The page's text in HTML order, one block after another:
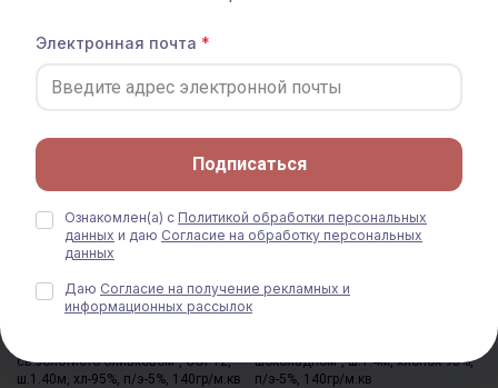
св.золотисто-оливковом", СОРТ2,
ш.1.40м, хл-95%, п/э-5%, 140гр/м.кв
шоколадном", ш.1.4м, хлопок-95%,
п/э-5%, 140гр/м.кв
Электронная почта
Подписаться
Ознакомлен(а) с Политикой обработки персональных
данных и даю Согласие на обработку персональных
данных
Даю Согласие на получение рекламных и
информационных рассылок